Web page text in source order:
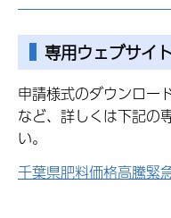
専用ウェブサイト
申請様式のダウンロー
など、詳しくは下記の
い。
千葉県肥料価格高騰緊